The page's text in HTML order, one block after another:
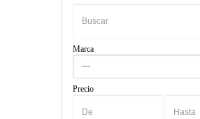
Marca
---
Precio